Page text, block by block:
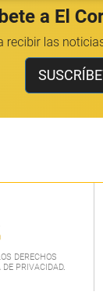
DERECHOS
PRIVACIDAD.